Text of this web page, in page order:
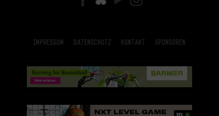
Impressum Datenschutz Kontakt Sponsoren